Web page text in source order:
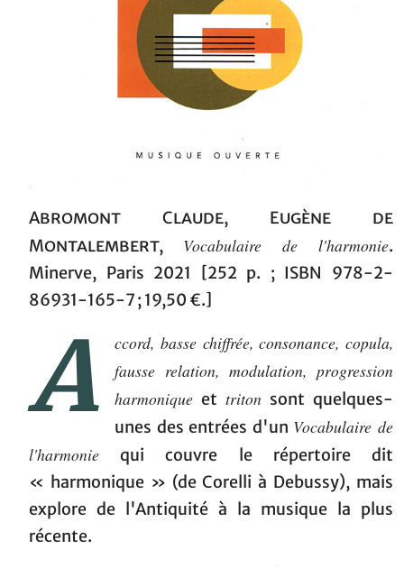
Abromont Claude, Eugène de
Montalembert, Vocabulaire de l'harmonie.
Minerve, Paris 2021 [252 p. ; ISBN 978-2-
86931-165-7 ; 19,50 €.]
A
ccord, basse chiffrée, consonance, copula,
fausse relation, modulation, progression
harmonique et triton sont quelques-
unes des entrées d'un Vocabulaire de
l'harmonie qui couvre le répertoire dit
« harmonique » (de Corelli à Debussy), mais
explore de l'Antiquité à la musique la plus
récente.